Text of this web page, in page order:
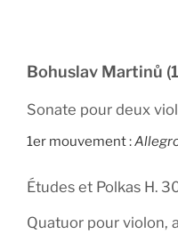
Bohuslav Martinů
Sonate pour deux
1er mouvement :
Études et Polkas H.
Quatuor pour violon,